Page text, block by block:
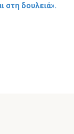
στη δουλειά».